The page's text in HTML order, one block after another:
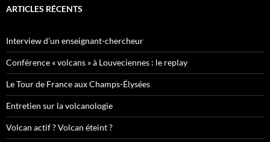
ARTICLES RÉCENTS
Interview d’un enseignant-chercheur
Conférence « volcans » à Louveciennes : le replay
Le Tour de France aux Champs-Élysées
Entretien sur la volcanologie
Volcan actif ? Volcan éteint ?